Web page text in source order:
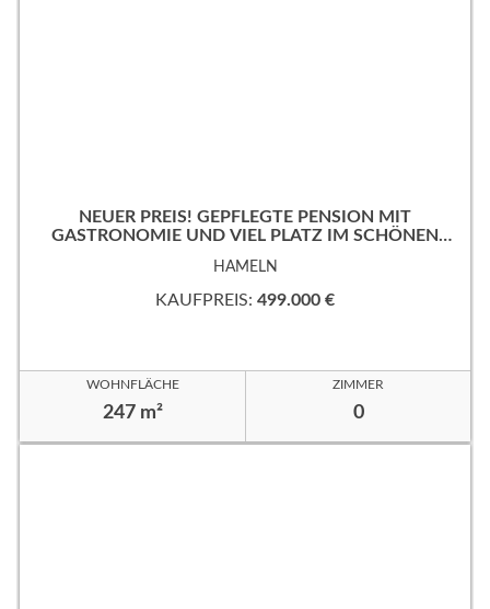
NEUER PREIS! GEPFLEGTE PENSION MIT
GASTRONOMIE UND VIEL PLATZ IM SCHÖNEN
HAMELN
KAUFPREIS: 499.000 €
WOHNFLÄCHE
247 m²
ZIMMER
0